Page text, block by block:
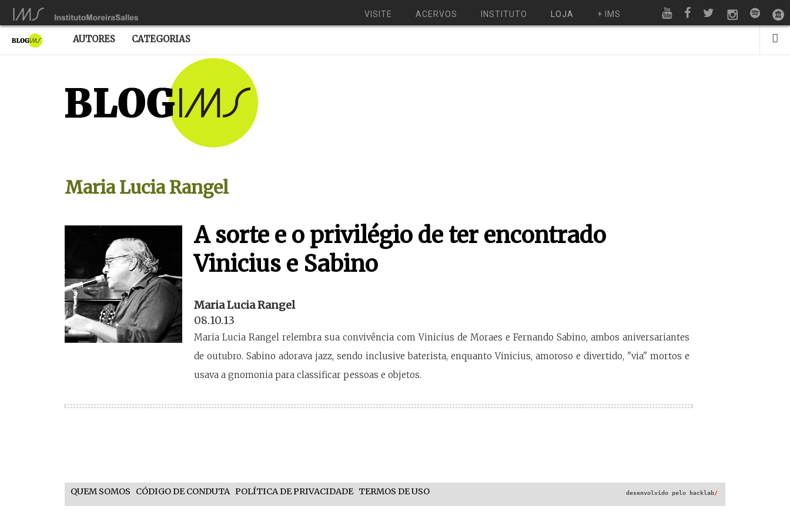
VISITE ACERVOS INSTITUTO LOJA + IMS
AUTORES CATEGORIAS
Maria Lucia Rangel
A sorte e o privilégio de ter encontrado
Vinicius e Sabino
Maria Lucia Rangel
08.10.13
Maria Lucia Rangel relembra sua convivência com Vinicius de Moraes e Fernando Sabino, ambos aniversariantes
de outubro. Sabino adorava jazz, sendo inclusive baterista, enquanto Vinicius, amoroso e divertido, "via" mortos e
usava a gnomonia para classificar pessoas e objetos.
QUEM SOMOS CÓDIGO DE CONDUTA POLÍTICA DE PRIVACIDADE TERMOS DE USO desenvolvido pelo hacklab/